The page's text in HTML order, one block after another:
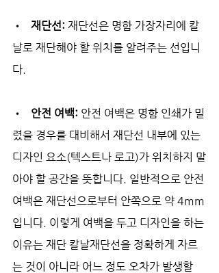
• 재단선: 재단선은 명함 가장자리에 칼
날로 재단해야 할 위치를 알려주는 선입니
다.
• 안전 여백: 안전 여백은 명함 인쇄가 밀
렸을 경우를 대비해서 재단선 내부에 있는
디자인 요소(텍스트나 로고)가 위치하지 말
아야 할 공간을 뜻합니다. 일반적으로 안전
여백은 재단선으로부터 안쪽으로 약 4mm
입니다. 이렇게 여백을 두고 디자인을 하는
이유는 재단 칼날재단선을 정확하게 자르
는 것이 아니라 어느 정도 오차가 발생할